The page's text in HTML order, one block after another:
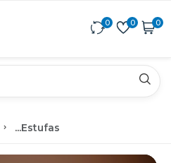
0 0 0
...Estufas